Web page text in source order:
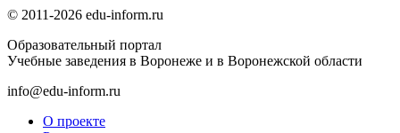
© 2011-2026 edu-inform.ru
Образовательный портал
Учебные заведения в Воронеже и в Воронежской области
info@edu-inform.ru
О проекте